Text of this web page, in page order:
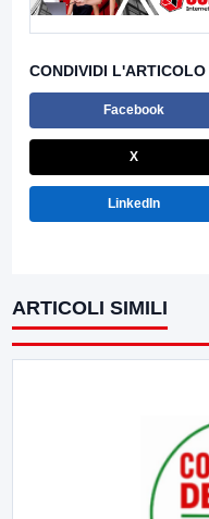
CONDIVIDI L'ARTICOLO
Facebook
X
LinkedIn
ARTICOLI SIMILI